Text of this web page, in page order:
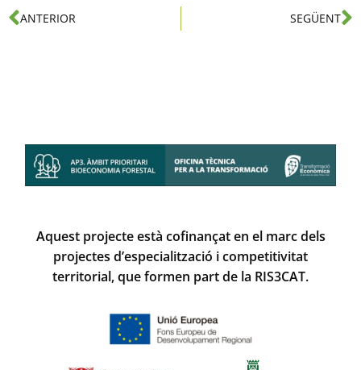
ANTERIOR SEGÜENT
Aquest projecte està cofinançat en el marc dels
projectes d’especialització i competitivitat
territorial, que formen part de la RIS3CAT.